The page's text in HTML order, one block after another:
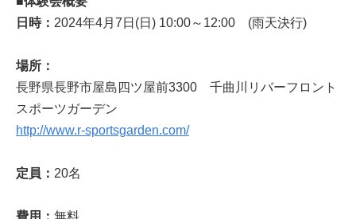
日時： 2024年4月7日(日) 10:00～12:00 (雨天決行)
場所：
長野県長野市屋島四ツ屋前3300 千曲川リバーフロント
スポーツガーデン
http://www.r-sportsgarden.com/
定員： 20名